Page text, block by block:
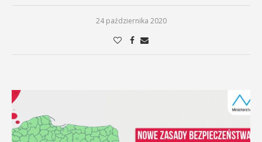
24 października 2020